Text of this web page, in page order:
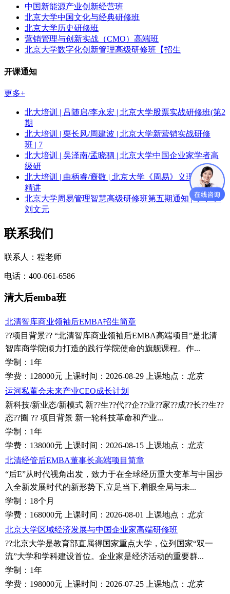
中国新能源产业创新经营班
北京大学中国文化与经典研修班
北京大学历史研修班
营销管理与创新实战（CMO）高端班
北京大学数字化创新管理高级研修班【招生
开课通知
更多+
北大培训 | 吕随启/李永宏 | 北京大学股票实战研修班(第2
期
北大培训 | 栗长风/周建波 | 北京大学新营销实战研修
班 | 7
北大培训 | 吴泽南/孟晓驷 | 北京大学中国企业家学者高
级研
北大培训 | 曲柄睿/裔敬 | 北京大学《周易》义理与象数
精讲
北京大学周易管理智慧高级研修班第五期通知 | 李中华/
刘文元
联系我们
联系人：程老师
电话：400-061-6586
清大后emba班
北清智库商业领袖后EMBA招生简章
??项目背景?? “北清智库商业领袖后EMBA高端项目”是北清
智库商学院倾力打造的践行学院使命的旗舰课程。作...
学制： 1年
学费： 128000元 上课时间： 2026-08-29 上课地点： 北京
运河私董会未来产业CEO成长计划
新科技/新业态/新模式 新??生??代??企??业??家??成??长??生??
态??圈 ?? 项目背景 新一轮科技革命和产业...
学制： 1年
学费： 138000元 上课时间： 2026-08-15 上课地点： 北京
北清经管后EMBA董事长高端项目简章
“后E”从时代视角出发，致力于在全球经历重大变革与中国步
入全新发展时代的新形势下,立足当下,着眼全局与未...
学制： 18个月
学费： 168000元 上课时间： 2026-08-01 上课地点： 北京
北京大学区域经济发展与中国企业家高端研修班
??北京大学是教育部直属得国家重点大学，位列国家“双一
流”大学和学科建设首位。企业家是经济活动的重要群...
学制： 1年
学费： 198000元 上课时间： 2026-07-25 上课地点： 北京